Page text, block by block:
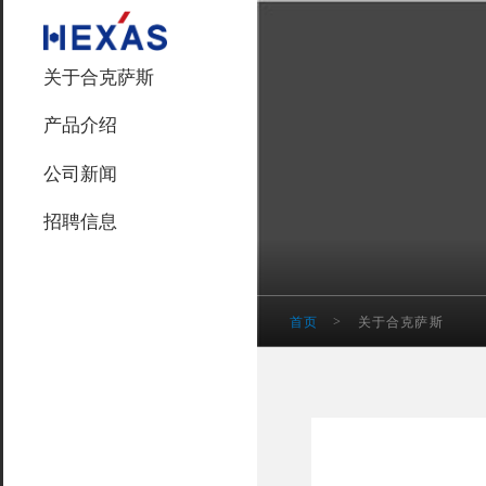
关于合克萨斯
产品介绍
公司新闻
招聘信息
首页 > 关于合克萨斯